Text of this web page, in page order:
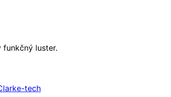
funkčný luster.